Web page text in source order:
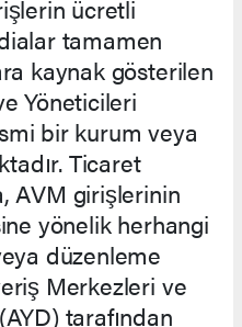
ücretli
tamamen
kaynak gösterilen
Yöneticileri
bir kurum veya
Ticaret
AVM girişlerinin
yönelik herhangi
düzenleme
Merkezleri ve
tarafından